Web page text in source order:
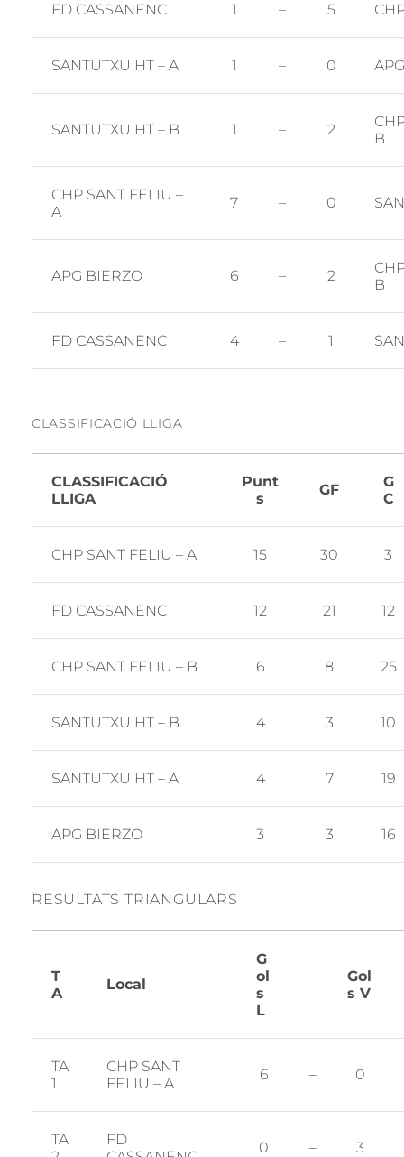
FD CASSANENC 1 – 5
SANTUTXU HT – A 1 – 0
SANTUTXU HT – B 1 – 2
B
CHP SANT FELIU –
A
7 – 0
APG BIERZO 6 – 2
B
FD CASSANENC 4 – 1
CLASSIFICACIÓ LLIGA
CLASSIFICACIÓ
LLIGA
Punt
s
GF
G
C
CHP SANT FELIU – A 15 30 3
FD CASSANENC 12 21 12
CHP SANT FELIU – B 6 8 25
SANTUTXU HT – B 4 3 10
SANTUTXU HT – A 4 7 19
APG BIERZO 3 3 16
RESULTATS TRIANGULARS
T
A
Local
G
ol
s
L
Gol
s V
TA
1
CHP SANT
FELIU – A
6 – 0
TA
FD
0 – 3